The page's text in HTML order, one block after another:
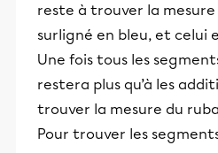
reste à trouver la
surligné en bleu, et celui
Une fois tous les
restera plus qu’à les
trouver la mesure du
Pour trouver les